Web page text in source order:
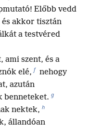
Előbb vedd
és akkor tisztán
a testvéred
ami szent, és a
elé, f nehogy
azután
benneteket. g
nektek, h
állandóan